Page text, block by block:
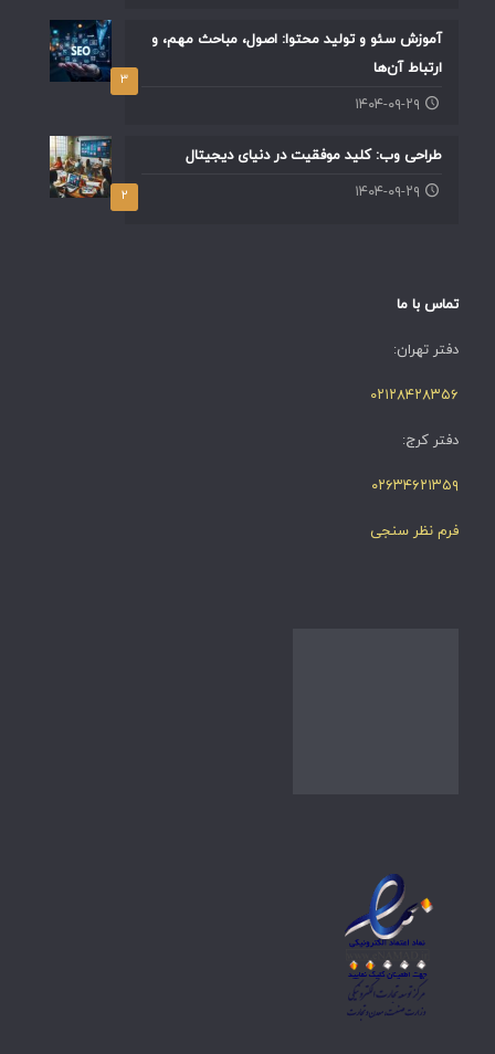
۳
آموزش سئو و تولید محتوا: اصول، مباحث مهم، و
ارتباط آن‌ها
۱۴۰۴-۰۹-۲۹
۲
طراحی وب: کلید موفقیت در دنیای دیجیتال
۱۴۰۴-۰۹-۲۹
تماس با ما
دفتر تهران:
۰۲۱۲۸۴۲۸۳۵۶
دفتر کرج:
۰۲۶۳۴۶۲۱۳۵۹
فرم نظر سنجی